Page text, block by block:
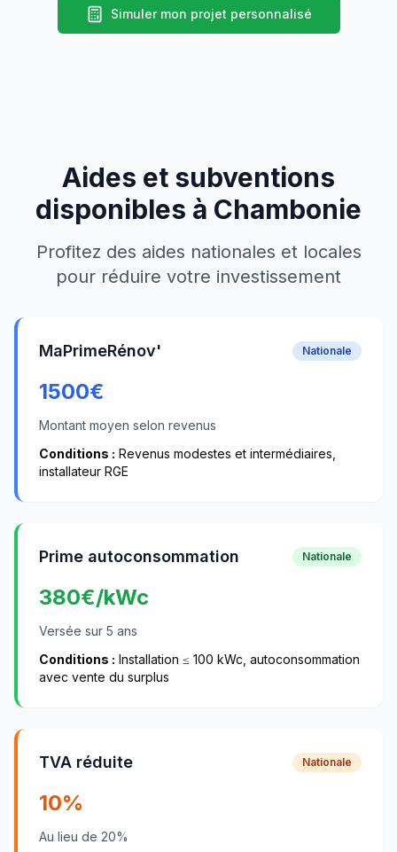
Simuler mon projet personnalisé
Aides et subventions
disponibles à Chambonie
Profitez des aides nationales et locales
pour réduire votre investissement
MaPrimeRénov' Nationale
1500€
Montant moyen selon revenus
Conditions : Revenus modestes et intermédiaires,
installateur RGE
Prime autoconsommation Nationale
380€/kWc
Versée sur 5 ans
Conditions : Installation ≤ 100 kWc, autoconsommation
avec vente du surplus
TVA réduite Nationale
10%
Au lieu de 20%